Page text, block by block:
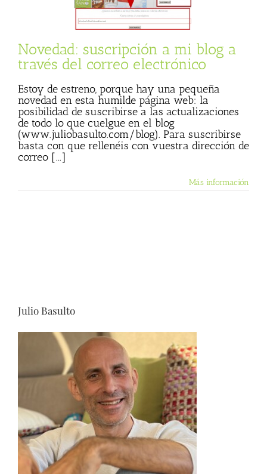
Novedad: suscripción a mi blog a
través del correo electrónico
Estoy de estreno, porque hay una pequeña
novedad en esta humilde página web: la
posibilidad de suscribirse a las actualizaciones
de todo lo que cuelgue en el blog
(www.juliobasulto.com/blog). Para suscribirse
basta con que rellenéis con vuestra dirección de
correo [...]
Más información
Julio Basulto